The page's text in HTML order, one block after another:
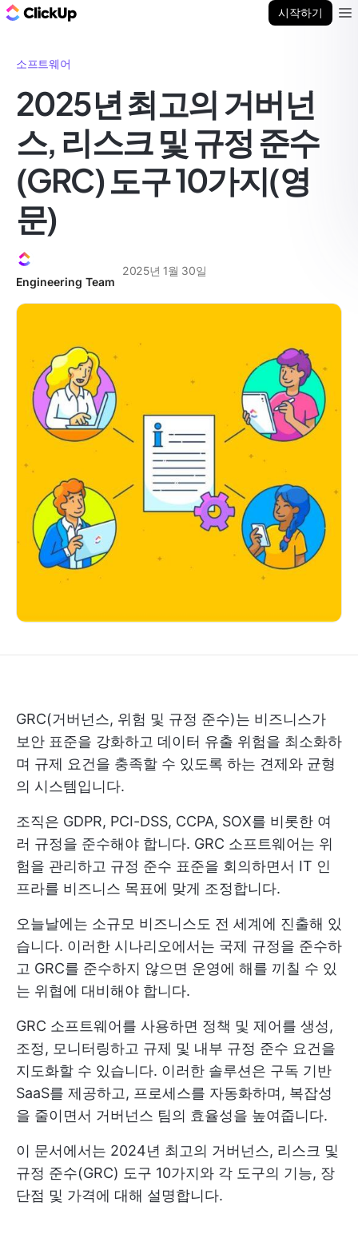
시작하기
소프트웨어
2025년 최고의 거버넌
스, 리스크 및 규정 준수
(GRC) 도구 10가지(영
문)
Engineering Team
2025년 1월 30일
GRC(거버넌스, 위험 및 규정 준수)는 비즈니스가
보안 표준을 강화하고 데이터 유출 위험을 최소화하
며 규제 요건을 충족할 수 있도록 하는 견제와 균형
의 시스템입니다.
조직은 GDPR, PCI-DSS, CCPA, SOX를 비롯한 여
러 규정을 준수해야 합니다. GRC 소프트웨어는 위
험을 관리하고 규정 준수 표준을 회의하면서 IT 인
프라를 비즈니스 목표에 맞게 조정합니다.
오늘날에는 소규모 비즈니스도 전 세계에 진출해 있
습니다. 이러한 시나리오에서는 국제 규정을 준수하
고 GRC를 준수하지 않으면 운영에 해를 끼칠 수 있
는 위협에 대비해야 합니다.
GRC 소프트웨어를 사용하면 정책 및 제어를 생성,
조정, 모니터링하고 규제 및 내부 규정 준수 요건을
지도화할 수 있습니다. 이러한 솔루션은 구독 기반
SaaS를 제공하고, 프로세스를 자동화하며, 복잡성
을 줄이면서 거버넌스 팀의 효율성을 높여줍니다.
이 문서에서는 2024년 최고의 거버넌스, 리스크 및
규정 준수(GRC) 도구 10가지와 각 도구의 기능, 장
단점 및 가격에 대해 설명합니다.